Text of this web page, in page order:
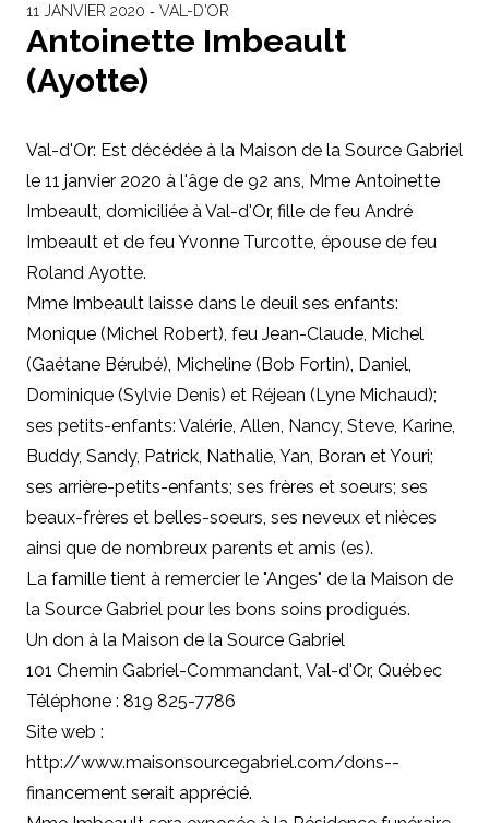
11 JANVIER 2020 ‐ VAL-D'OR
Antoinette Imbeault
(Ayotte)
Val-d'Or: Est décédée à la Maison de la Source Gabriel
le 11 janvier 2020 à l'âge de 92 ans, Mme Antoinette
Imbeault, domiciliée à Val-d'Or, fille de feu André
Imbeault et de feu Yvonne Turcotte, épouse de feu
Roland Ayotte.
Mme Imbeault laisse dans le deuil ses enfants:
Monique (Michel Robert), feu Jean-Claude, Michel
(Gaétane Bérubé), Micheline (Bob Fortin), Daniel,
Dominique (Sylvie Denis) et Réjean (Lyne Michaud);
ses petits-enfants: Valérie, Allen, Nancy, Steve, Karine,
Buddy, Sandy, Patrick, Nathalie, Yan, Boran et Youri;
ses arrière-petits-enfants; ses frères et soeurs; ses
beaux-frères et belles-soeurs, ses neveux et nièces
ainsi que de nombreux parents et amis (es).
La famille tient à remercier le "Anges" de la Maison de
la Source Gabriel pour les bons soins prodigués.
Un don à la Maison de la Source Gabriel
101 Chemin Gabriel-Commandant, Val-d'Or, Québec
Téléphone : 819 825-7786
Site web :
http://www.maisonsourcegabriel.com/dons--
financement serait apprécié.